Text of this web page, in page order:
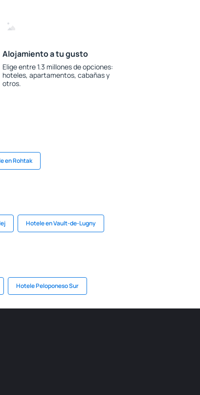
Alojamiento a tu gusto
Elige entre 1.3 millones de opciones:
hoteles, apartamentos, cabañas y
otros.
en Rohtak
Hotele en Vault-de-Lugny
Hotele Peloponeso Sur